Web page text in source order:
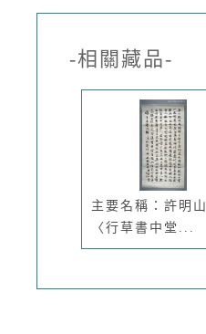
-相關藏品-
主要名稱：許明山
〈行草書中堂...